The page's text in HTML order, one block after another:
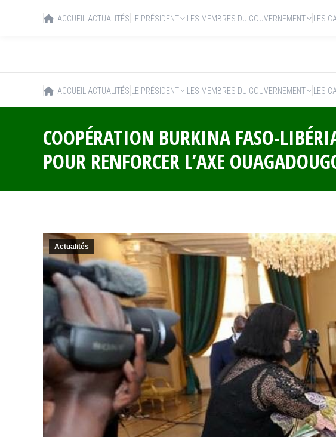
ACCUEIL ACTUALITÉS LE PRÉSIDENT LES MEMBRES DU GOUVERNEMENT LES
COOPÉRATION BURKINA FASO-
POUR RENFORCER L’AXE
Actualités
ACCUEIL ACTUALITÉS LE PRÉSIDENT LES MEMBRES DU GOUVERNEMENT LES